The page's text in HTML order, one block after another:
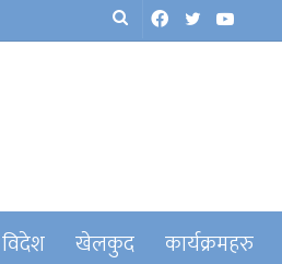
SearchFacebook
TwitterYouTube
विदेश खेलकुद कार्यक्रमहरु